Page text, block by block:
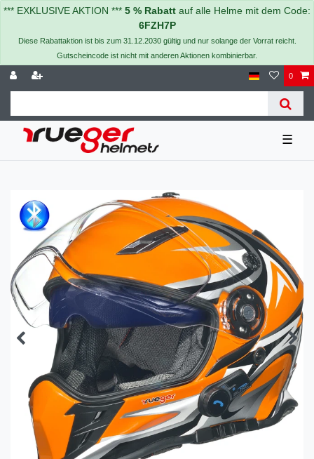
*** EXKLUSIVE AKTION *** 5 % Rabatt auf alle Helme mit dem Code:
6FZH7P
Diese Rabattaktion ist bis zum 31.12.2030 gültig und nur solange der Vorrat reicht.
Gutscheincode ist nicht mit anderen Aktionen kombinierbar.
0
☰